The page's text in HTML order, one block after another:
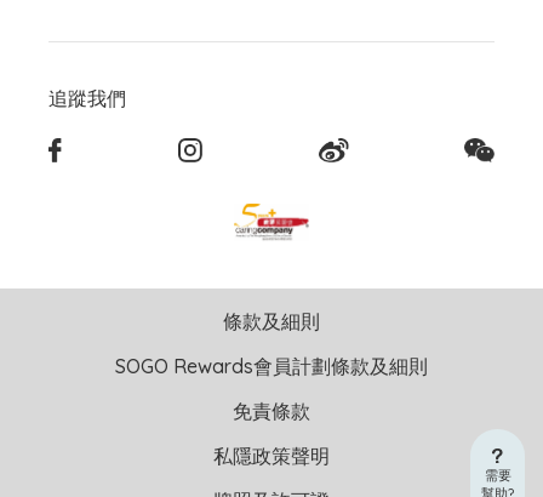
需要
幫助?
追蹤我們
條款及細則
SOGO Rewards會員計劃條款及細則
免責條款
私隱政策聲明